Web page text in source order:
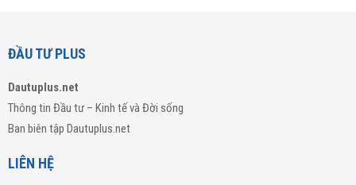
ĐẦU TƯ PLUS
Dautuplus.net
Thông tin Đầu tư – Kinh tế và Đời sống
Ban biên tập Dautuplus.net
LIÊN HỆ